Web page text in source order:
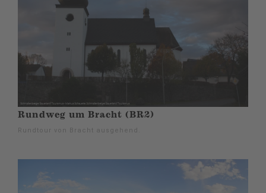
Rundweg um Bracht (BR2)
Rundtour von Bracht ausgehend.